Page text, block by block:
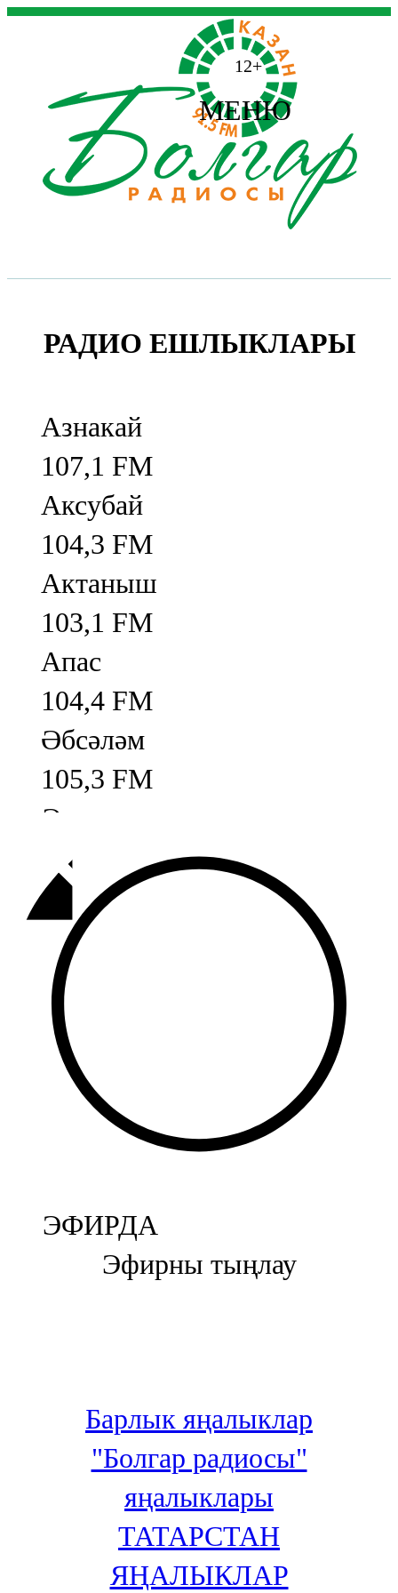
12+
МЕНЮ
РАДИО ЕШЛЫКЛАРЫ
Азнакай
107,1 FM
Аксубай
104,3 FM
Актаныш
103,1 FM
Апас
104,4 FM
Әбсәләм
105,3 FM
Әлмәт
92,9 FM
Базарлы матак
107,1 FM
Балык бистәсе
104,9 FM
Баулы
107,5 FM
Биләр
Болгар
106,0 FM
Бөгелмә
100,3 FM
106,6 FM
Кадыбаш
105,2 FM
ЭФИРДА
Эфирны тыңлау
Барлык яңалыклар
"Болгар радиосы"
яңалыклары
ТАТАРСТАН
ЯҢАЛЫКЛАР